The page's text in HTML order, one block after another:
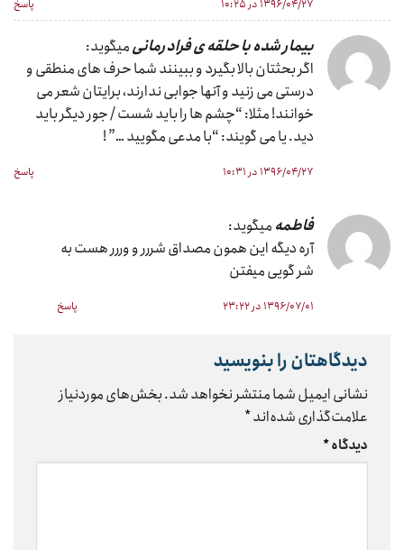
۱۳۹۶/۰۴/۲۷ در ۱۰:۲۵ پاسخ
بیمار شده با حلقه ی فرادرمانیمیگوید:
اگر بحثتان بالا بگیرد و ببینند شما حرف های منطقی و
درستی می زنید و آنها جوابی ندارند، برایتان شعر می
خوانند! مثلا: “چشم ها را باید شست / جور دیگر باید
دید. یا می گویند: “با مدعی مگویید …” !
۱۳۹۶/۰۴/۲۷ در ۱۰:۳۱ پاسخ
فاطمه میگوید:
آره دیگه این همون مصداق شررر و وررر هست به
شر گویی میفتن
۱۳۹۶/۰۷/۰۱ در ۲۳:۲۲ پاسخ
دیدگاهتان را بنویسید
نشانی ایمیل شما منتشر نخواهد شد.بخش‌های موردنیاز
علامت‌گذاری شده‌اند*
دیدگاه*